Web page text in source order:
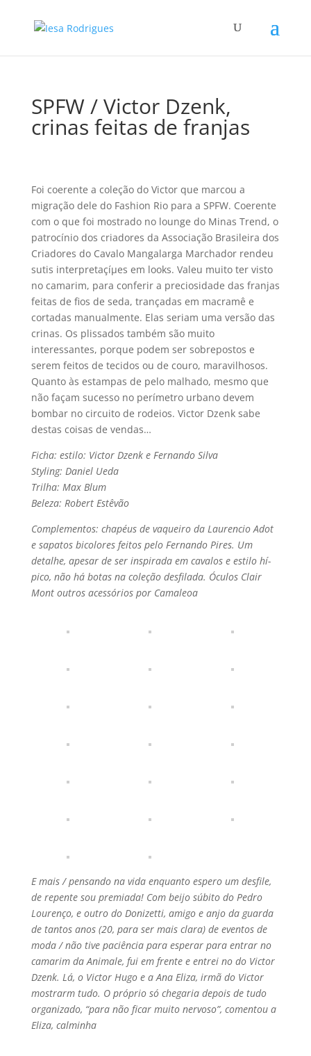
SPFW / Victor Dzenk,
crinas feitas de franjas
Foi coerente a coleção do Victor que marcou a
migração dele do Fashion Rio para a SPFW. Coerente
com o que foi mostrado no lounge do Minas Trend, o
patrocí­nio dos criadores da Associação Brasileira dos
Criadores do Cavalo Mangalarga Marchador rendeu
sutis interpretaçíµes em looks. Valeu muito ter visto
no camarim, para conferir a preciosidade das franjas
feitas de fios de seda, trançadas em macramê e
cortadas manualmente. Elas seriam uma versão das
crinas. Os plissados também são muito
interessantes, porque podem ser sobrepostos e
serem feitos de tecidos ou de couro, maravilhosos.
Quanto às estampas de pelo malhado, mesmo que
não façam sucesso no perí­metro urbano devem
bombar no circuito de rodeios. Victor Dzenk sabe
destas coisas de vendas…
Ficha: estilo: Victor Dzenk e Fernando Silva
Styling: Daniel Ueda
Trilha: Max Blum
Beleza: Robert Estêvão
Complementos: chapéus de vaqueiro da Laurencio Adot
e sapatos bicolores feitos pelo Fernando Pires. Um
detalhe, apesar de ser inspirada em cavalos e estilo hí­
pico, não há botas na coleção desfilada. Óculos Clair
Mont outros acessórios por Camaleoa
E mais / pensando na vida enquanto espero um desfile,
de repente sou premiada! Com beijo súbito do Pedro
Lourenço, e outro do Donizetti, amigo e anjo da guarda
de tantos anos (20, para ser mais clara) de eventos de
moda / não tive paciência para esperar para entrar no
camarim da Animale, fui em frente e entrei no do Victor
Dzenk. Lá, o Victor Hugo e a Ana Eliza, irmã do Victor
mostrarm tudo. O próprio só chegaria depois de tudo
organizado, “para não ficar muito nervoso”, comentou a
Eliza, calminha